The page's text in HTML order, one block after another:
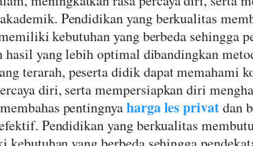
Pendidikan yang berkualitas
kebutuhan yang berbeda sehingga
yang lebih optimal dibandingkan
terarah, peserta didik dapat memahami
diri, serta mempersiapkan diri
pentingnyaharga les privatdan
Pendidikan yang berkualitas